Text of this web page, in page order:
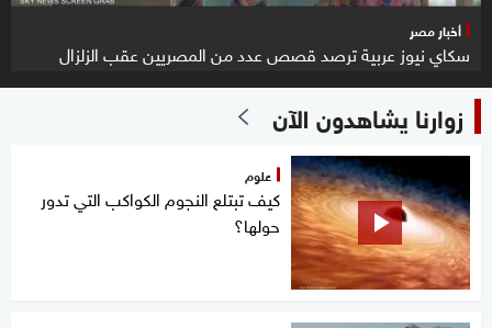
أخبار مصر
سكاي نيوز عربية ترصد قصص عدد من المصريين عقب الزلزال
زوارنا يشاهدون الآن
علوم
كيف تبتلع النجوم الكواكب التي تدور
حولها؟